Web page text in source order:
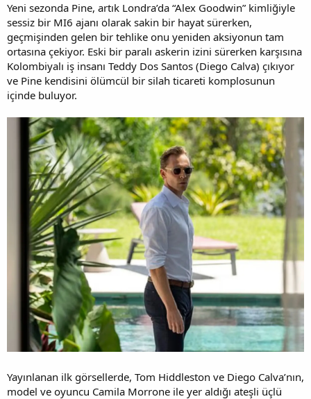
Yeni sezonda Pine, artık Londra’da “Alex Goodwin” kimliğiyle
sessiz bir MI6 ajanı olarak sakin bir hayat sürerken,
geçmişinden gelen bir tehlike onu yeniden aksiyonun tam
ortasına çekiyor. Eski bir paralı askerin izini sürerken karşısına
Kolombiyalı iş insanı Teddy Dos Santos (Diego Calva) çıkıyor
ve Pine kendisini ölümcül bir silah ticareti komplosunun
içinde buluyor.
Yayınlanan ilk görsellerde, Tom Hiddleston ve Diego Calva’nın,
model ve oyuncu Camila Morrone ile yer aldığı ateşli üçlü